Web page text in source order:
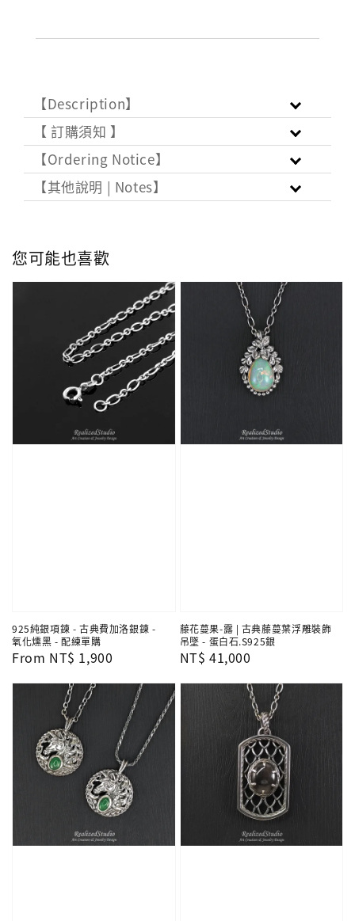
【Description】
【 訂購須知 】
【Ordering Notice】
【其他說明 | Notes】
您可能也喜歡
925純銀項鍊 - 古典費加洛銀鍊 -
氧化燻黑 - 配練單購
Regular
From NT$ 1,900
藤花蔓果-露 | 古典藤蔓葉浮雕裝飾
吊墜 - 蛋白石.S925銀
Regular
NT$ 41,000